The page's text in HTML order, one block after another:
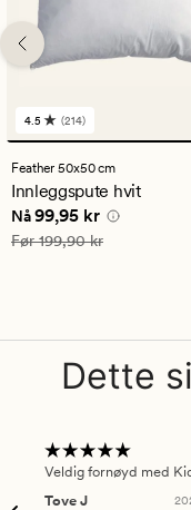
214
anmeldelser
med
en
gjennomsnittlig
vurdering
på
4.5
4.5 (214)
Feather 50x50 cm
Innleggspute hvit
Nåværende pris
Nå99,95 kr
Vanlig pris 199,90 kr
Før199,90 kr
Dette
Veldig fornøyd med
Tove J